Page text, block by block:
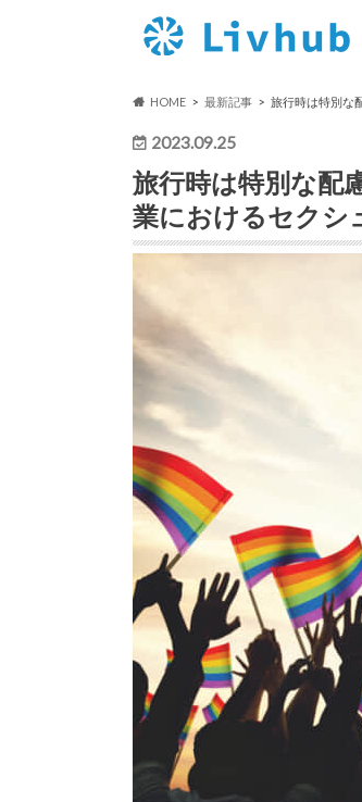
HOME 最新記事 旅行時は特別な
2023.09.25
旅行時は特別な配
業におけるセクシ